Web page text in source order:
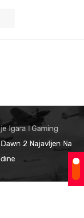
Igara I Gaming
2 Najavljen Na